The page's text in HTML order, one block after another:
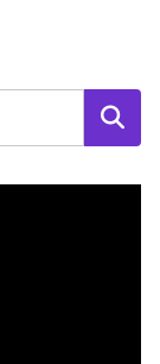
Ara